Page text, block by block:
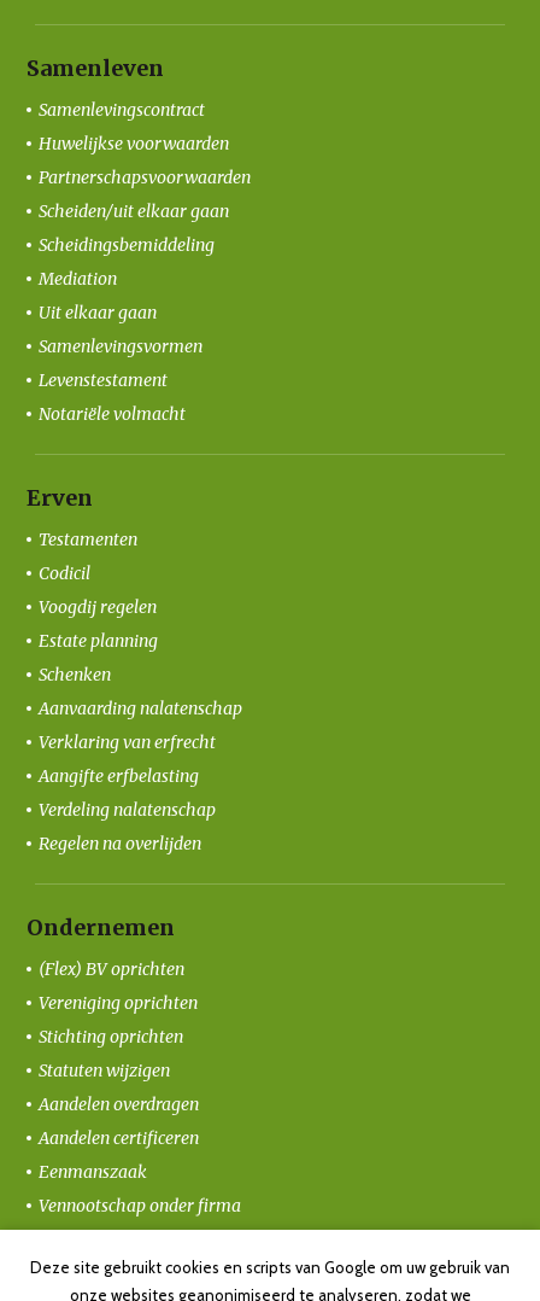
Samenleven
Samenlevingscontract
Huwelijkse voorwaarden
Partnerschapsvoorwaarden
Scheiden/uit elkaar gaan
Scheidingsbemiddeling
Mediation
Uit elkaar gaan
Samenlevingsvormen
Levenstestament
Notariële volmacht
Erven
Testamenten
Codicil
Voogdij regelen
Estate planning
Schenken
Aanvaarding nalatenschap
Verklaring van erfrecht
Aangifte erfbelasting
Verdeling nalatenschap
Regelen na overlijden
Ondernemen
(Flex) BV oprichten
Vereniging oprichten
Stichting oprichten
Statuten wijzigen
Aandelen overdragen
Aandelen certificeren
Eenmanszaak
Vennootschap onder firma
Ondernemersvolmacht
Deze site gebruikt cookies en scripts van Google om uw gebruik van
onze websites geanonimiseerd te analyseren, zodat we